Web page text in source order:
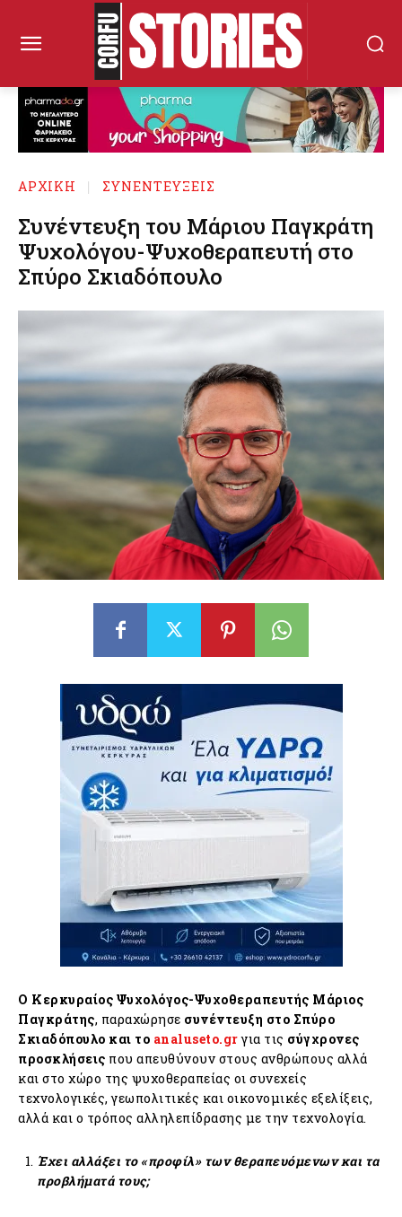
ΑΡΧΙΚΉ ΣΥΝΕΝΤΕΥΞΕΙΣ
Συνέντευξη του Μάριου Παγκράτη
Ψυχολόγου-Ψυχοθεραπευτή στο
Σπύρο Σκιαδόπουλο
Ο Κερκυραίος Ψυχολόγος-Ψυχοθεραπευτής Μάριος
Παγκράτης, παραχώρησε συνέντευξη στο Σπύρο
Σκιαδόπουλο και το analuseto.grγια τις σύγχρονες
προσκλήσεις που απευθύνουν στους ανθρώπους αλλά
και στο χώρο της ψυχοθεραπείας οι συνεχείς
τεχνολογικές, γεωπολιτικές και οικονομικές εξελίξεις,
αλλά και ο τρόπος αλληλεπίδρασης με την τεχνολογία.
Έχει αλλάξει το «προφίλ» των θεραπευόμενων και τα
προβλήματά τους;